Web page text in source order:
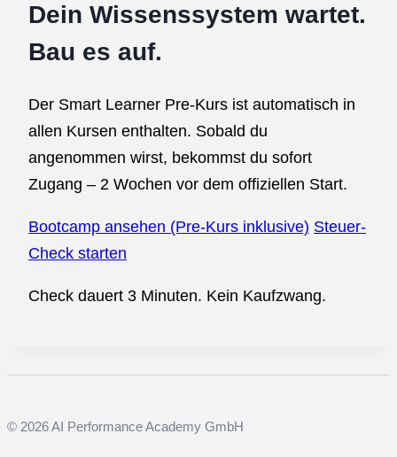
Dein Wissenssystem wartet.
Bau es auf.
Der Smart Learner Pre-Kurs ist automatisch in
allen Kursen enthalten. Sobald du
angenommen wirst, bekommst du sofort
Zugang – 2 Wochen vor dem offiziellen Start.
Bootcamp ansehen (Pre-Kurs inklusive) Steuer-
Check starten
Check dauert 3 Minuten. Kein Kaufzwang.
© 2026 AI Performance Academy GmbH